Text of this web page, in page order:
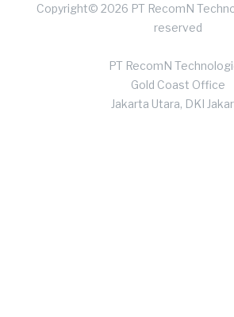
Copyright© 2026 PT RecomN
reserved
PT RecomN
Gold Coast Office
Jakarta Utara, DKI